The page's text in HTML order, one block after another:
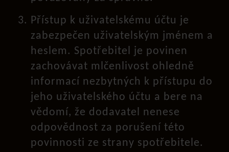
Přístup k uživatelskému účtu je
zabezpečen uživatelským jménem a
heslem. Spotřebitel je povinen
zachovávat mlčenlivost ohledně
informací nezbytných k přístupu do
jeho uživatelského účtu a bere na
vědomí, že dodavatel nenese
odpovědnost za porušení této
povinnosti ze strany spotřebitele.